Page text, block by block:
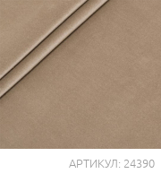
АРТИКУЛ: 24390